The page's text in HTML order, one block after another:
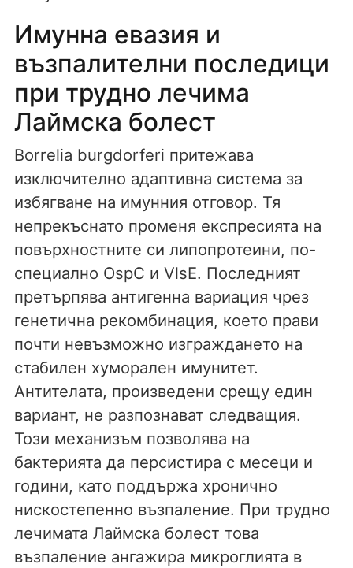
Имунна евазия и
възпалителни последици
при трудно лечима
Лаймска болест
Borrelia burgdorferi притежава
изключително адаптивна система за
избягване на имунния отговор. Тя
непрекъснато променя експресията на
повърхностните си липопротеини, по-
специално OspC и VlsE. Последният
претърпява антигенна вариация чрез
генетична рекомбинация, което прави
почти невъзможно изграждането на
стабилен хуморален имунитет.
Антителата, произведени срещу един
вариант, не разпознават следващия.
Този механизъм позволява на
бактерията да персистира с месеци и
години, като поддържа хронично
нискостепенно възпаление. При трудно
лечимата Лаймска болест това
възпаление ангажира микроглията в